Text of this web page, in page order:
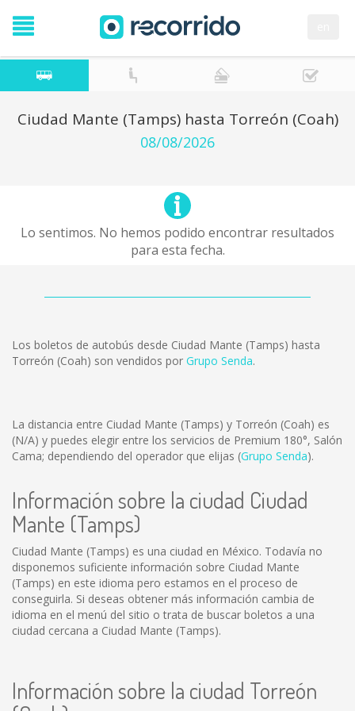
Ciudad Mante (Tamps) hasta Torreón (Coah)
08/08/2026
Lo sentimos. No hemos podido encontrar resultados
para esta fecha.
Los boletos de autobús desde Ciudad Mante (Tamps) hasta
Torreón (Coah) son vendidos por Grupo Senda.
La distancia entre Ciudad Mante (Tamps) y Torreón (Coah) es
(N/A) y puedes elegir entre los servicios de Premium 180°, Salón
Cama; dependiendo del operador que elijas (Grupo Senda).
Información sobre la ciudad Ciudad
Mante (Tamps)
Ciudad Mante (Tamps) es una ciudad en México. Todavía no
disponemos suficiente información sobre Ciudad Mante
(Tamps) en este idioma pero estamos en el proceso de
conseguirla. Si deseas obtener más información cambia de
idioma en el menú del sitio o trata de buscar boletos a una
ciudad cercana a Ciudad Mante (Tamps).
Información sobre la ciudad Torreón